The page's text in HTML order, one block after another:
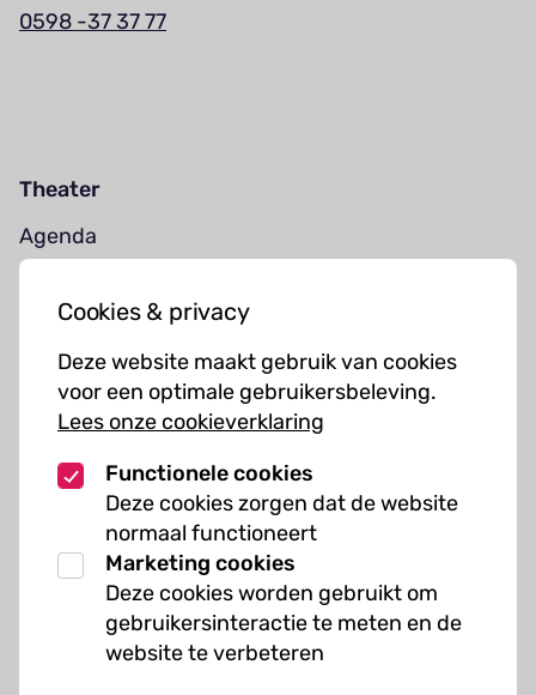
Cookies & privacy
Deze website maakt gebruik van cookies
voor een optimale gebruikersbeleving.
Lees onze cookieverklaring
Functionele cookies
Deze cookies zorgen dat de website
normaal functioneert
Marketing cookies
Deze cookies worden gebruikt om
gebruikersinteractie te meten en de
website te verbeteren
0598 -37 37 77
Theater
Agenda
Muziekcursussen
Kunst cursussen
Over ons
Organisatie
Werken bij Kielzog
Veelgestelde vragen